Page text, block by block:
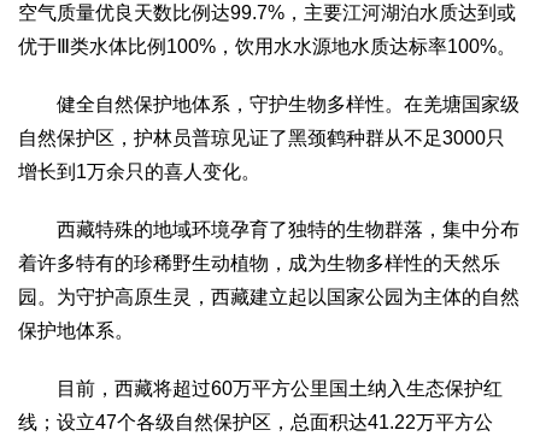
空气质量优良天数比例达99.7%，主要江河湖泊水质达到或
优于Ⅲ类水体比例100%，饮用水水源地水质达标率100%。
健全自然保护地体系，守护生物多样性。在羌塘国家级
自然保护区，护林员普琼见证了黑颈鹤种群从不足3000只
增长到1万余只的喜人变化。
西藏特殊的地域环境孕育了独特的生物群落，集中分布
着许多特有的珍稀野生动植物，成为生物多样性的天然乐
园。为守护高原生灵，西藏建立起以国家公园为主体的自然
保护地体系。
目前，西藏将超过60万平方公里国土纳入生态保护红
线；设立47个各级自然保护区，总面积达41.22万平方公